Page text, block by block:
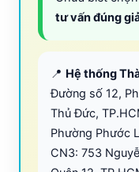
tư vấn đúng
📍 Hệ thống
Đường số 12,
Thủ Đức,
Phường Phước
CN3: 753